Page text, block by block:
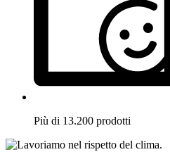
Più di 13.200 prodotti